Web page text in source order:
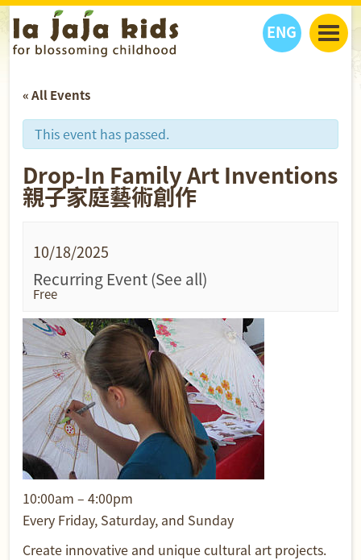
ENG
丫丫之選
關於我們
« All Events
This event has passed.
Drop-In Family Art Inventions
親子家庭藝術創作
10/18/2025
Recurring Event(See all)
Free
10:00am – 4:00pm
Every Friday, Saturday, and Sunday
Create innovative and unique cultural art projects.